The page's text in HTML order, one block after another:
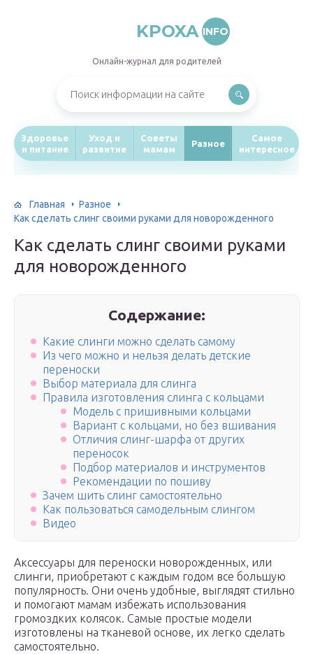
KPOXA INFO
Онлайн-журнал для родителей
Здоровье
и питание
Уход и
развитие
Советы
мамам
Разное
Самое
интересное
Главная
Разное
Как сделать слинг своими руками для новорожденного
Как сделать слинг своими руками
для новорожденного
Содержание:
Какие слинги можно сделать самому
Из чего можно и нельзя делать детские
переноски
Выбор материала для слинга
Правила изготовления слинга с кольцами
Модель с пришивными кольцами
Вариант с кольцами, но без вшивания
Отличия слинг-шарфа от других
переносок
Подбор материалов и инструментов
Рекомендации по пошиву
Зачем шить слинг самостоятельно
Как пользоваться самодельным слингом
Видео
Аксессуары для переноски новорожденных, или
слинги, приобретают с каждым годом все большую
популярность. Они очень удобные, выглядят стильно
и помогают мамам избежать использования
громоздких колясок. Самые простые модели
изготовлены на тканевой основе, их легко сделать
самостоятельно.